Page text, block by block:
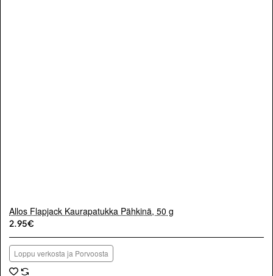
Allos Flapjack Kaurapatukka Pähkinä, 50 g
2.95€
Loppu verkosta ja Porvoosta